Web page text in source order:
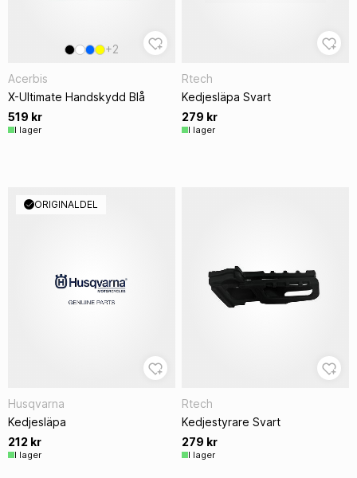
+2
Acerbis
X-Ultimate Handskydd Blå
519 kr
I lager
Rtech
Kedjesläpa Svart
279 kr
I lager
ORIGINALDEL
Husqvarna
Kedjesläpa
212 kr
I lager
Rtech
Kedjestyrare Svart
279 kr
I lager